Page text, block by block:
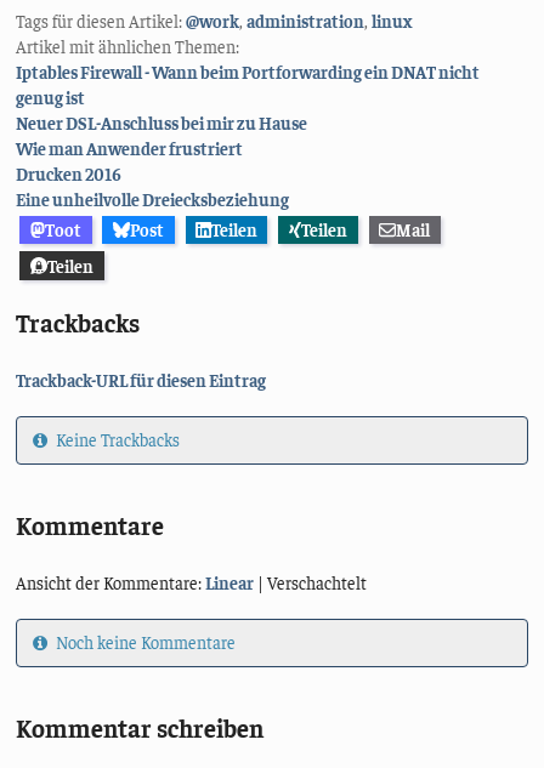
Tags für diesen Artikel:@work,administration,linux
Artikel mit ähnlichen Themen:
Iptables Firewall - Wann beim Portforwarding ein DNAT nicht
genug ist
Neuer DSL-Anschluss bei mir zu Hause
Wie man Anwender frustriert
Drucken 2016
Eine unheilvolle Dreiecksbeziehung
Toot
Post Teilen Teilen
Mail
Teilen
Trackbacks
Trackback-URL für diesen Eintrag
Keine Trackbacks
Kommentare
Ansicht der Kommentare:Linear | Verschachtelt
Noch keine Kommentare
Kommentar schreiben